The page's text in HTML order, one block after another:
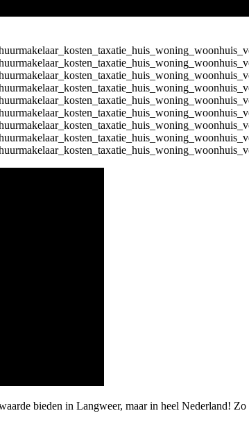
bieden in Langweer, maar in heel Nederland!